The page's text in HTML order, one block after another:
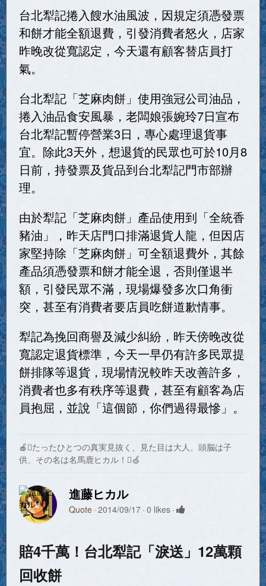
台北犁記捲入餿水油風波，因規定須憑發票
和餅才能全額退費，引發消費者怒火，店家
昨晚改從寬認定，今天還有顧客替店員打
氣。
台北犁記「芝麻肉餅」使用強冠公司油品，
捲入油品食安風暴，老闆娘張婉玲7日宣布
台北犁記暫停營業3日，專心處理退貨事
宜。除此3天外，想退貨的民眾也可於10月8
日前，持發票及貨品到台北犁記門市部辦
理。
由於犁記「芝麻肉餅」產品使用到「全統香
豬油」，昨天店門口排滿退貨人龍，但因店
家堅持除「芝麻肉餅」可全額退費外，其餘
產品須憑發票和餅才能全退，否則僅退半
額，引發民眾不滿，現場爆發多次口角衝
突，甚至有消費者要店員吃餅道歉情事。
犁記為挽回商譽及減少糾紛，昨天傍晚改從
寬認定退貨標準，今天一早仍有許多民眾提
餅排隊等退貨，現場情況較昨天改善許多，
消費者也多有秩序等退費，甚至有顧客為店
員抱屈，並說「這個節，你們過得最慘」。
🍎たったひとつの真実見抜く、見た目は大人、頭脳は子
供、その名は名馬鹿ヒカル！🍏
進藤ヒカル
Quote 2014/09/17 0 likes
賠4千萬！台北犁記「淚送」12萬顆
回收餅